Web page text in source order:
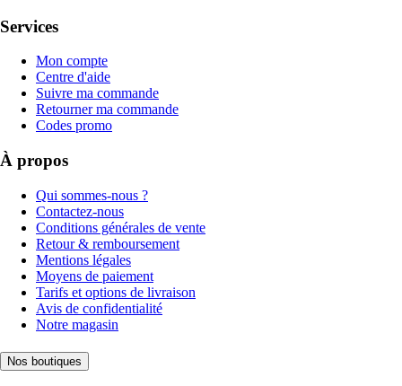
Services
Mon compte
Centre d'aide
Suivre ma commande
Retourner ma commande
Codes promo
À propos
Qui sommes-nous ?
Contactez-nous
Conditions générales de vente
Retour & remboursement
Mentions légales
Moyens de paiement
Tarifs et options de livraison
Avis de confidentialité
Notre magasin
Nos boutiques